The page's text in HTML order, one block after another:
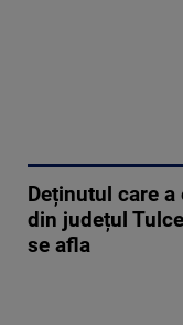
Deținutul care
din județul
se afla